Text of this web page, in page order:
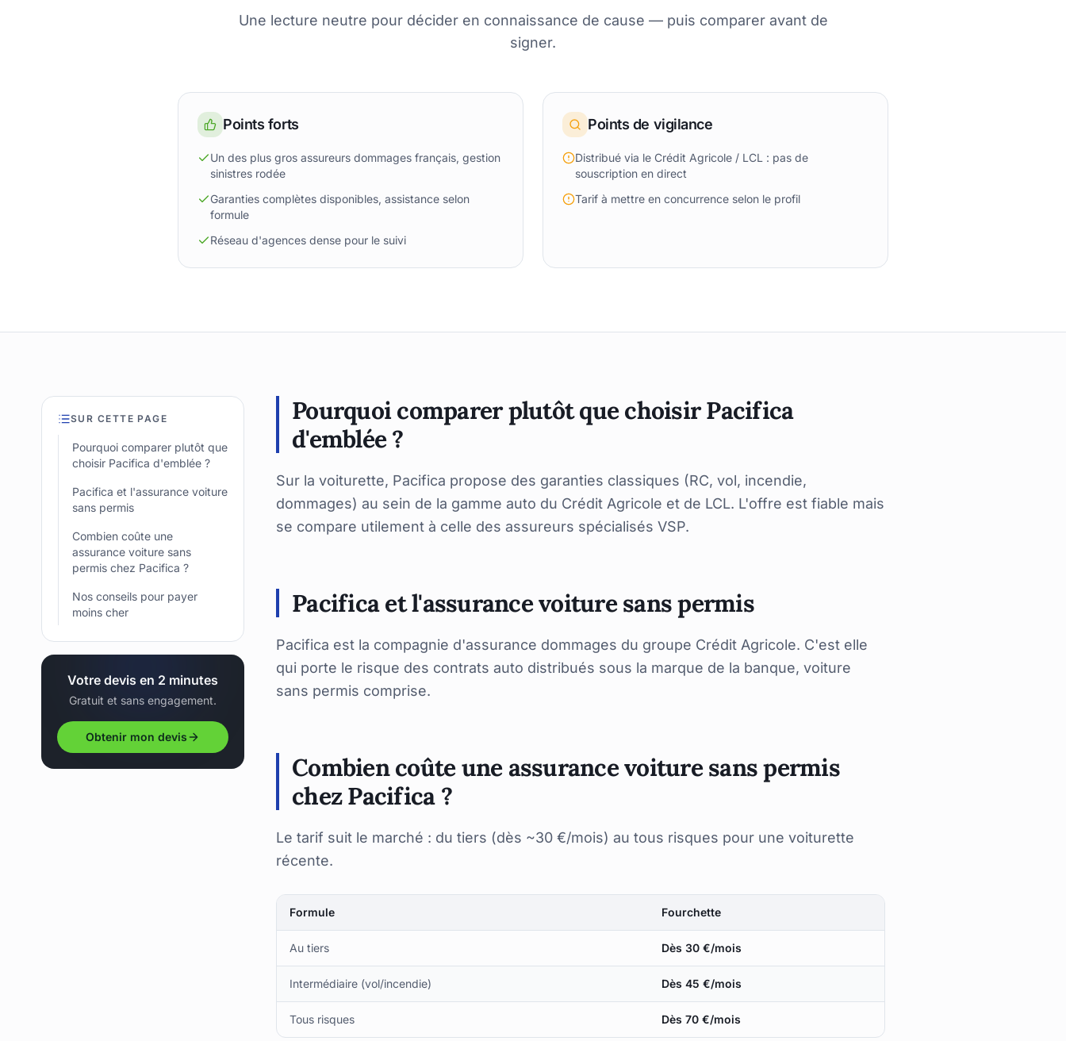
Une lecture neutre pour décider en connaissance de cause — puis comparer avant de
signer.
Points forts
Un des plus gros assureurs dommages français, gestion
sinistres rodée
Garanties complètes disponibles, assistance selon
formule
Réseau d'agences dense pour le suivi
Points de vigilance
Distribué via le Crédit Agricole / LCL : pas de
souscription en direct
Tarif à mettre en concurrence selon le profil
SUR CETTE PAGE
Pourquoi comparer plutôt que
choisir Pacifica d'emblée ?
Pacifica et l'assurance voiture
sans permis
Combien coûte une
assurance voiture sans
permis chez Pacifica ?
Nos conseils pour payer
moins cher
Votre devis en 2 minutes
Gratuit et sans engagement.
Obtenir mon devis
Pourquoi comparer plutôt que choisir Pacifica
d'emblée ?
Sur la voiturette, Pacifica propose des garanties classiques (RC, vol, incendie,
dommages) au sein de la gamme auto du Crédit Agricole et de LCL. L'offre est fiable mais
se compare utilement à celle des assureurs spécialisés VSP.
Pacifica et l'assurance voiture sans permis
Pacifica est la compagnie d'assurance dommages du groupe Crédit Agricole. C'est elle
qui porte le risque des contrats auto distribués sous la marque de la banque, voiture
sans permis comprise.
Combien coûte une assurance voiture sans permis
chez Pacifica ?
Le tarif suit le marché : du tiers (dès ~30 €/mois) au tous risques pour une voiturette
récente.
Formule Fourchette
Au tiers Dès 30 €/mois
Intermédiaire (vol/incendie) Dès 45 €/mois
Tous risques Dès 70 €/mois